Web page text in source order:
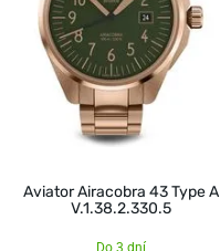
Aviator Airacobra 43 Type A
V.1.38.2.330.5